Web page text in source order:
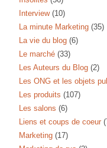
Interview (10)
La minute Marketing (35)
La vie du blog (6)
Le marché (33)
Les Auteurs du Blog (2)
Les ONG et les objets
Les produits (107)
Les salons (6)
Liens et coups de coeur
Marketing (17)